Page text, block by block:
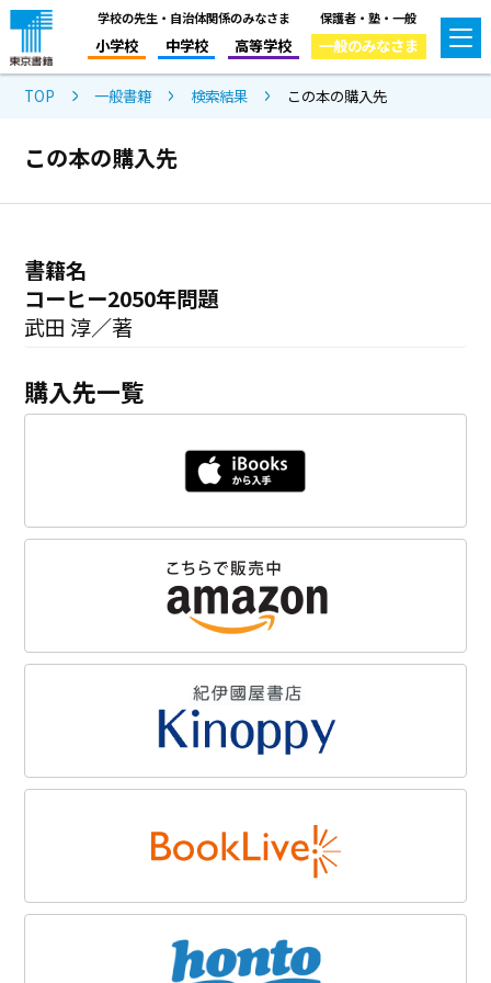
学校の先生・自治体関係のみなさま
小学校 中学校 高等学校
保護者・塾・一般
一般のみなさま
TOP 一般書籍 検索結果 この本の購入先
この本の購入先
書籍名
コーヒー2050年問題
武田 淳／著
購入先一覧